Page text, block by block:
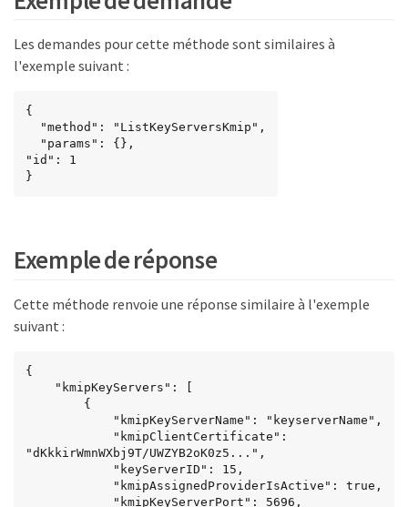
Les demandes pour cette méthode sont similaires à
l'exemple suivant :
{
"id": 1
}
Exemple de réponse
Cette méthode renvoie une réponse similaire à l'exemple
suivant :
{
"dKkkirWmnWXbj9T/UWZYB2oK0z5...",